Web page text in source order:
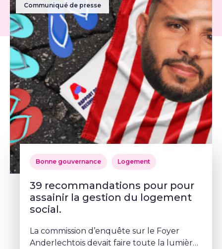
Communiqué de presse
Bonne gouvernance Logement
39 recommandations pour pour
assainir la gestion du logement
social.
La commission d’enquête sur le Foyer
Anderlechtois devait faire toute la lumière